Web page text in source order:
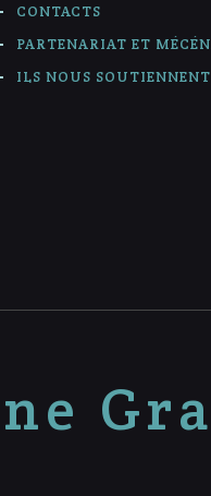
CONTACTS
PARTENARIAT ET
ILS NOUS